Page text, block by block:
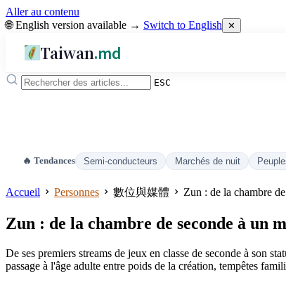
Aller au contenu
🌐 English version available → Switch to English ✕
Taiwan.md
ESC
🔥 Tendances Semi-conducteurs Marchés de nuit
Accueil Personnes 數位與媒體 Zun : de la chambre
Zun : de la chambre de seconde à un
De ses premiers streams de jeux en classe de seconde à son
passage à l'âge adulte entre poids de la création, tempêtes